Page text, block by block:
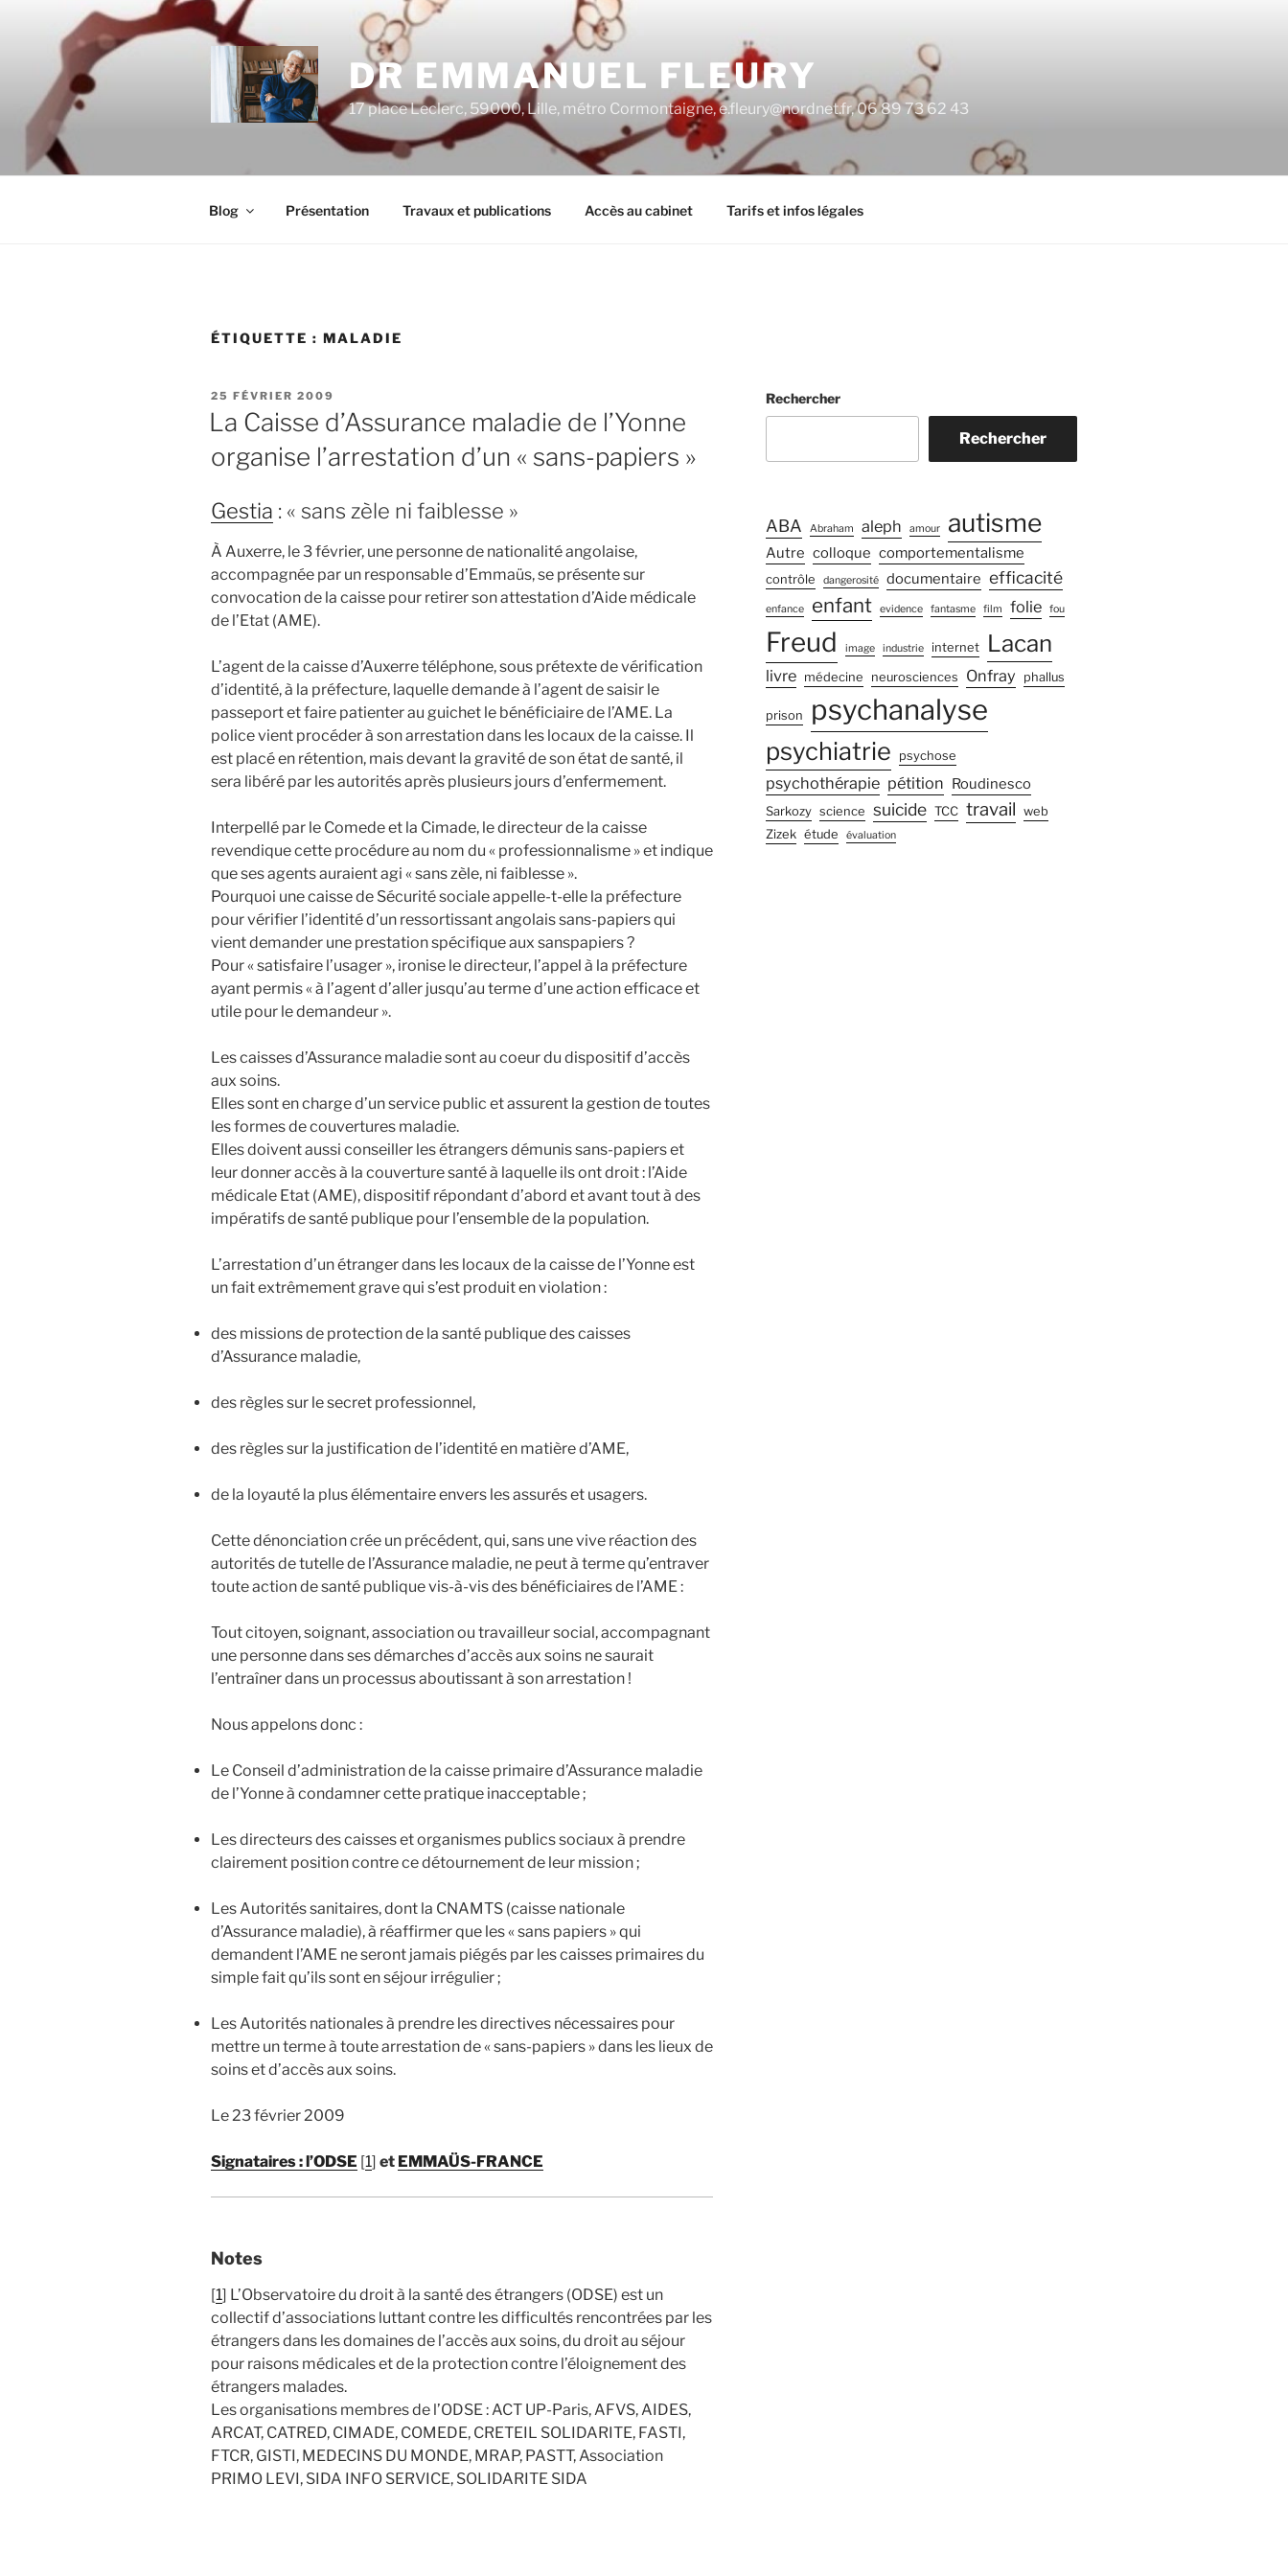
principal
DR EMMANUEL FLEURY
17 place Leclerc, 59000, Lille, métro Cormontaigne, e.fleury@nordnet.fr, 06 89 73 62 43
Blog Présentation Travaux et publications Accès au cabinet Tarifs et infos légales
ÉTIQUETTE : MALADIE
PUBLIÉ
LE
25 FÉVRIER 2009
La Caisse d’Assurance maladie de l’Yonne
organise l’arrestation d’un « sans-papiers »
Gestia : « sans zèle ni faiblesse »
À Auxerre, le 3 février, une personne de nationalité angolaise,
accompagnée par un responsable d’Emmaüs, se présente sur
convocation de la caisse pour retirer son attestation d’Aide médicale
de l’Etat (AME).
L’agent de la caisse d’Auxerre téléphone, sous prétexte de vérification
d’identité, à la préfecture, laquelle demande à l’agent de saisir le
passeport et faire patienter au guichet le bénéficiaire de l’AME. La
police vient procéder à son arrestation dans les locaux de la caisse. Il
est placé en rétention, mais devant la gravité de son état de santé, il
sera libéré par les autorités après plusieurs jours d’enfermement.
Interpellé par le Comede et la Cimade, le directeur de la caisse
revendique cette procédure au nom du « professionnalisme » et indique
que ses agents auraient agi « sans zèle, ni faiblesse ».
Pourquoi une caisse de Sécurité sociale appelle-t-elle la préfecture
pour vérifier l’identité d’un ressortissant angolais sans-papiers qui
vient demander une prestation spécifique aux sanspapiers ?
Pour « satisfaire l’usager », ironise le directeur, l’appel à la préfecture
ayant permis « à l’agent d’aller jusqu’au terme d’une action efficace et
utile pour le demandeur ».
Les caisses d’Assurance maladie sont au coeur du dispositif d’accès
aux soins.
Elles sont en charge d’un service public et assurent la gestion de toutes
les formes de couvertures maladie.
Elles doivent aussi conseiller les étrangers démunis sans-papiers et
leur donner accès à la couverture santé à laquelle ils ont droit : l’Aide
médicale Etat (AME), dispositif répondant d’abord et avant tout à des
impératifs de santé publique pour l’ensemble de la population.
L’arrestation d’un étranger dans les locaux de la caisse de l’Yonne est
un fait extrêmement grave qui s’est produit en violation :
des missions de protection de la santé publique des caisses
d’Assurance maladie,
des règles sur le secret professionnel,
des règles sur la justification de l’identité en matière d’AME,
de la loyauté la plus élémentaire envers les assurés et usagers.
Cette dénonciation crée un précédent, qui, sans une vive réaction des
autorités de tutelle de l’Assurance maladie, ne peut à terme qu’entraver
toute action de santé publique vis-à-vis des bénéficiaires de l’AME :
Tout citoyen, soignant, association ou travailleur social, accompagnant
une personne dans ses démarches d’accès aux soins ne saurait
l’entraîner dans un processus aboutissant à son arrestation !
Nous appelons donc :
Le Conseil d’administration de la caisse primaire d’Assurance maladie
de l’Yonne à condamner cette pratique inacceptable ;
Les directeurs des caisses et organismes publics sociaux à prendre
clairement position contre ce détournement de leur mission ;
Les Autorités sanitaires, dont la CNAMTS (caisse nationale
d’Assurance maladie), à réaffirmer que les « sans papiers » qui
demandent l’AME ne seront jamais piégés par les caisses primaires du
simple fait qu’ils sont en séjour irrégulier ;
Les Autorités nationales à prendre les directives nécessaires pour
mettre un terme à toute arrestation de « sans-papiers » dans les lieux de
soins et d’accès aux soins.
Le 23 février 2009
Signataires : l’ODSE [1] et EMMAÜS-FRANCE
Notes
[1] L’Observatoire du droit à la santé des étrangers (ODSE) est un
collectif d’associations luttant contre les difficultés rencontrées par les
étrangers dans les domaines de l’accès aux soins, du droit au séjour
pour raisons médicales et de la protection contre l’éloignement des
étrangers malades.
Les organisations membres de l’ODSE : ACT UP-Paris, AFVS, AIDES,
ARCAT, CATRED, CIMADE, COMEDE, CRETEIL SOLIDARITE, FASTI,
FTCR, GISTI, MEDECINS DU MONDE, MRAP, PASTT, Association
PRIMO LEVI, SIDA INFO SERVICE, SOLIDARITE SIDA
Rechercher
Rechercher
ABA Abraham aleph amour autisme
Autre colloque comportementalisme
contrôle dangerosité documentaire efficacité
enfance enfant evidence fantasme film folie fou
Freud image industrie internet Lacan
livre médecine neurosciences Onfray phallus
prison psychanalyse
psychiatrie psychose
psychothérapie pétition Roudinesco
Sarkozy science suicide TCC travail web
Zizek étude évaluation